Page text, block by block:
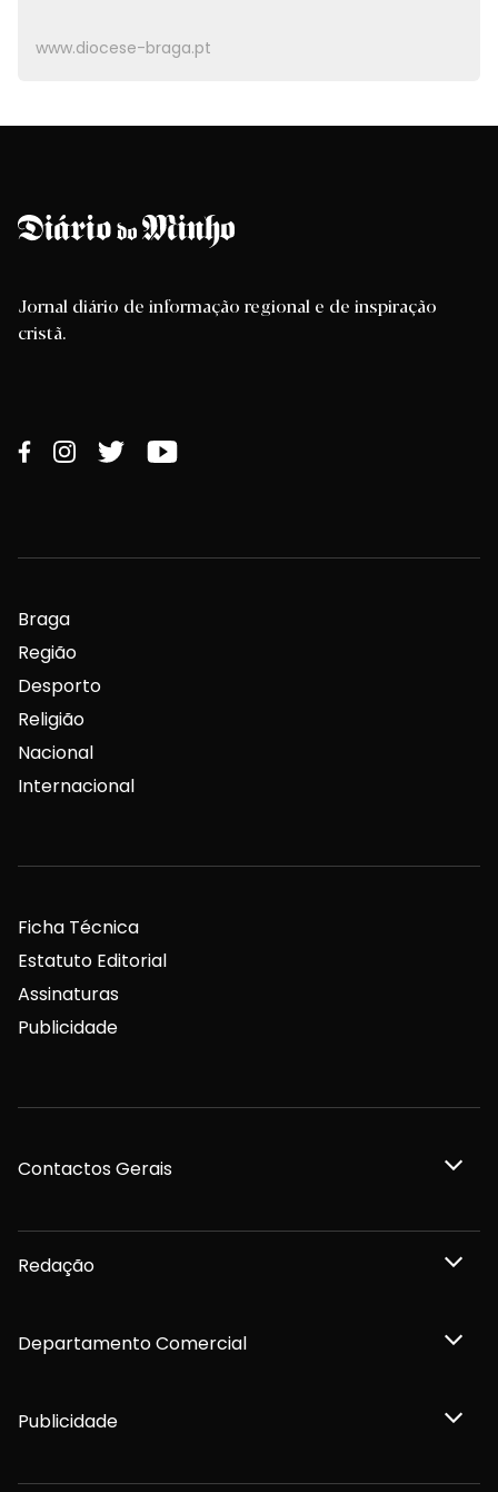
www.diocese-braga.pt
Jornal diário de informação regional e de inspiração
cristã.
Braga
Região
Desporto
Religião
Nacional
Internacional
Ficha Técnica
Estatuto Editorial
Assinaturas
Publicidade
Contactos Gerais
Redação
Departamento Comercial
Publicidade